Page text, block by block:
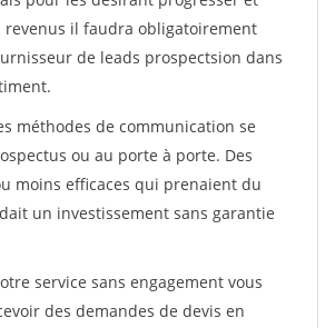
il faudra obligatoirement
de leads prospectsion dans
méthodes de communication se
ou au porte à porte. Des
moins efficaces qui prenaient du
un investissement sans garantie
service sans engagement vous
des demandes de devis en